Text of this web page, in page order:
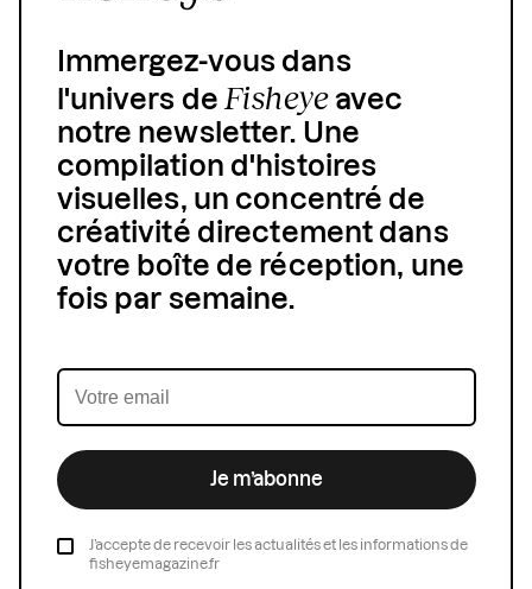
Immergez-vous dans
l'univers deFisheyeavec
notre newsletter. Une
compilation d'histoires
visuelles, un concentré de
créativité directement dans
votre boîte de réception, une
fois par semaine.
Je m’abonne
J’accepte de recevoir les actualités et les informations de
fisheyemagazine.fr